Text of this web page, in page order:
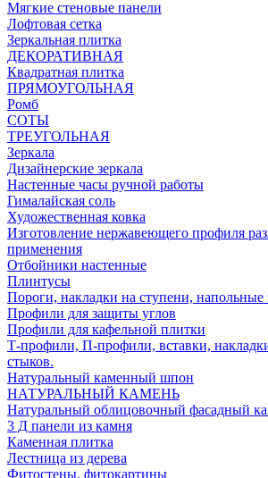
Мягкие стеновые панели
Лофтовая сетка
Зеркальная плитка
ДЕКОРАТИВНАЯ
Квадратная плитка
ПРЯМОУГОЛЬНАЯ
Ромб
СОТЫ
ТРЕУГОЛЬНАЯ
Зеркала
Дизайнерские зеркала
Настенные часы ручной работы
Гималайская соль
Художественная ковка
Изготовление нержавеющего профиля
применения
Отбойники настенные
Плинтусы
Пороги, накладки на ступени, напольные
Профили для защиты углов
Профили для кафельной плитки
Т-профили, П-профили, вставки,
стыков.
Натуральный каменный шпон
НАТУРАЛЬНЫЙ КАМЕНЬ
Натуральный облицовочный фасадный
3 Д панели из камня
Каменная плитка
Лестница из дерева
Фитостены, фитокартины